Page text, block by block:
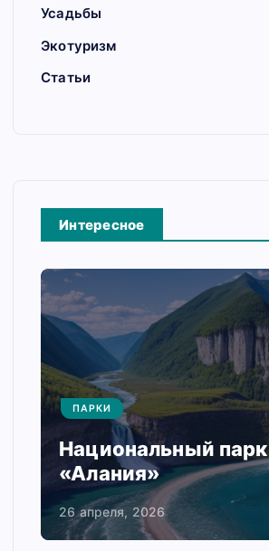
Усадьбы
Экотуризм
Статьи
Интересное
ПАРКИ
Национальный парк
«Алания»
26 апреля, 2026